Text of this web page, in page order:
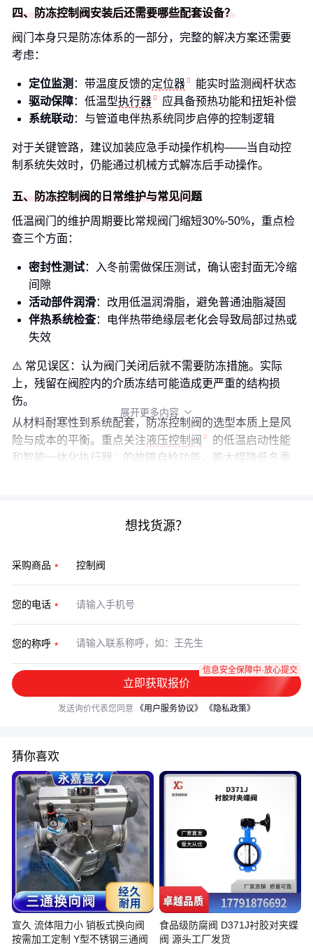
四、防冻控制阀安装后还需要哪些配套设备？
阀门本身只是防冻体系的一部分，完整的解决方案还需要
考虑：
定位监测 ：带温度反馈的定位器
能实时监测阀杆状态
驱动保障：低温型执行器
应具备预热功能和扭矩补偿
系统联动：与管道电伴热系统同步启停的控制逻辑
对于关键管路，建议加装应急手动操作机构——当自动控
制系统失效时，仍能通过机械方式解冻后手动操作。
五、防冻控制阀的日常维护与常见问题
低温阀门的维护周期要比常规阀门缩短30%-50%，重点检
查三个方面：
密封性测试：入冬前需做保压测试，确认密封面无冷缩
间隙
活动部件润滑：改用低温润滑脂，避免普通油脂凝固
伴热系统检查：电伴热带绝缘层老化会导致局部过热或
失效
⚠️ 常见误区：认为阀门关闭后就不需要防冻措施。实际
上，残留在阀腔内的介质冻结可能造成更严重的结构损
伤。
从材料耐寒性到系统配套，防冻控制阀的选型本质上是风
险与成本的平衡。重点关注液压控制阀
的低温启动性能
和智能一体化执行器
的故障自检功能，能大幅降低冬季
展开更多内容 
想找货源？
采购商品
您的电话
您的称呼
立即获取报价
信息安全保障中·放心提交
发送询价代表您同意 《用户服务协议》 《隐私政策》
猜你喜欢
宣久 流体阻力小 销板式换向阀
按需加工定制 Y型不锈钢三通阀
食品级防腐阀 D371J衬胶对夹蝶
阀 源头工厂发货